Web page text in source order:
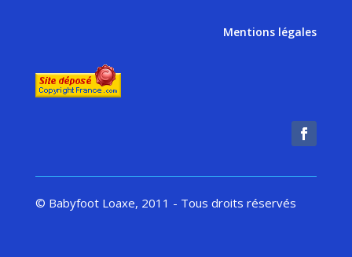
Mentions légales
© Babyfoot Loaxe, 2011 - Tous droits réservés